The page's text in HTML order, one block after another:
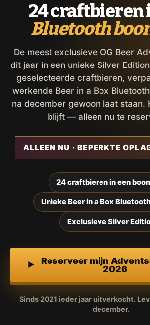
24 craftbieren
Bluetooth
De meest exclusieve OG Beer
dit jaar in een unieke Silver
geselecteerde craftbieren,
werkende Beer in a Box
na december gewoon laat staan.
blijft — alleen nu te
ALLEEN NU · BEPERKTE
24 craftbieren in een
Unieke Beer in a Box
Exclusieve Silver
Reserveer mijn
2026
Sinds 2021 ieder jaar uitverkocht.
december.